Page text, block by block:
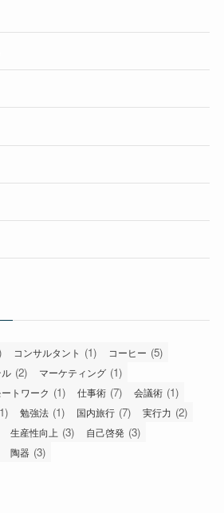
コンサルタント (1) コーヒー (5)
(2) マーケティング (1)
トワーク (1) 仕事術 (7) 会議術 (1)
勉強法 (1) 国内旅行 (7) 実行力 (2)
生産性向上 (3) 自己啓発 (3)
陶器 (3)